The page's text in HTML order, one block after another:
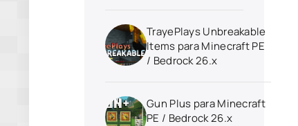
TrayePlays Unbreakable
Items para Minecraft PE
/ Bedrock 26.x
Gun Plus para Minecraft
PE / Bedrock 26.x